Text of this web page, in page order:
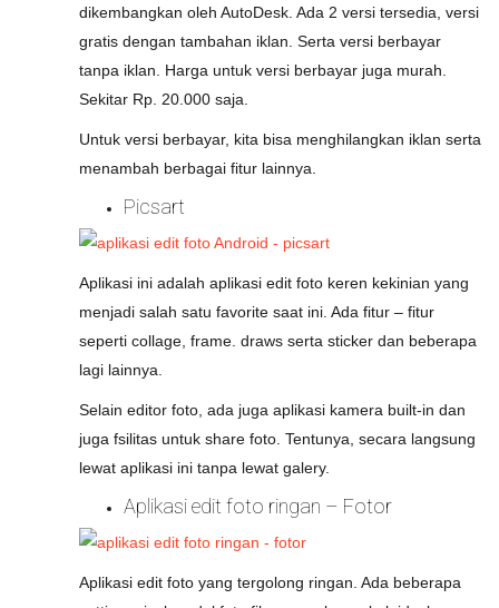
dikembangkan oleh AutoDesk. Ada 2 versi tersedia, versi
gratis dengan tambahan iklan. Serta versi berbayar
tanpa iklan. Harga untuk versi berbayar juga murah.
Sekitar Rp. 20.000 saja.
Untuk versi berbayar, kita bisa menghilangkan iklan serta
menambah berbagai fitur lainnya.
Picsart
Aplikasi ini adalah aplikasi edit foto keren kekinian yang
menjadi salah satu favorite saat ini. Ada fitur – fitur
seperti collage, frame. draws serta sticker dan beberapa
lagi lainnya.
Selain editor foto, ada juga aplikasi kamera built-in dan
juga fsilitas untuk share foto. Tentunya, secara langsung
lewat aplikasi ini tanpa lewat galery.
Aplikasi edit foto ringan – Fotor
Aplikasi edit foto yang tergolong ringan. Ada beberapa